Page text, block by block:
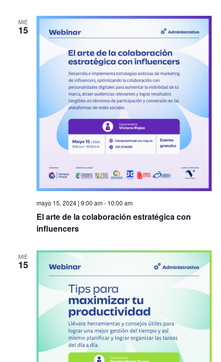
MIÉ
15
mayo 15, 2024 | 9:00 am- 10:00 am
El arte de la colaboración estratégica con
influencers
MIÉ
15